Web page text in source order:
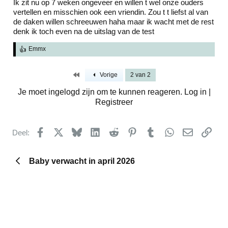
n
:
Ik zit nu op 7 weken ongeveer en willen t wel onze ouders
vertellen en misschien ook een vriendin. Zou t t liefst al van
de daken willen schreeuwen haha maar ik wacht met de rest
denk ik toch even na de uitslag van de test
W
a
r
n
Emmx
Eerste Vorige 2 van 2
Je moet ingelogd zijn om te kunnen reageren. Log in |
Registreer
Deel: Facebook BlueskyLinkedInReddit PinterestTumblrWhatsApp
E-mail
Baby verwacht in april 2026